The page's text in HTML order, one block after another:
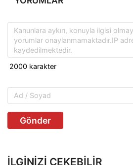
Gönder
İLGINIZI ÇEKEBILIR